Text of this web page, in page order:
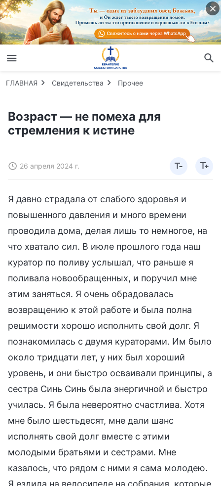
ГЛАВНАЯ Свидетельства Прочее
Возраст — не помеха для
стремления к истине
26 апреля 2024 г.
Я давно страдала от слабого здоровья и
повышенного давления и много времени
проводила дома, делая лишь то немногое, на
что хватало сил. В июле прошлого года наш
куратор по поливу услышал, что раньше я
поливала новообращенных, и поручил мне
этим заняться. Я очень обрадовалась
возвращению к этой работе и была полна
решимости хорошо исполнить свой долг. Я
познакомилась с двумя кураторами. Им было
около тридцати лет, у них был хороший
уровень, и они быстро осваивали принципы, а
сестра Синь Синь была энергичной и быстро
училась. Я была невероятно счастлива. Хотя
мне было шестьдесят, мне дали шанс
исполнять свой долг вместе с этими
молодыми братьями и сестрами. Мне
казалось, что рядом с ними я сама молодею.
Я ездила на велосипеде на собрания, которые